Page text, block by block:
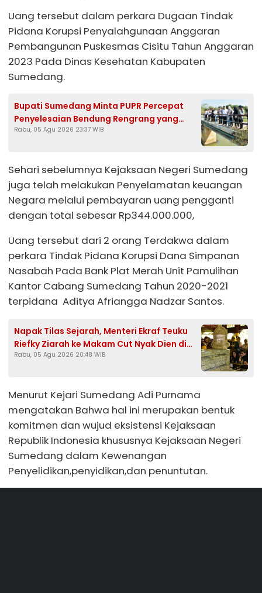
Uang tersebut dalam perkara Dugaan Tindak
Pidana Korupsi Penyalahgunaan Anggaran
Pembangunan Puskesmas Cisitu Tahun Anggaran
2023 Pada Dinas Kesehatan Kabupaten
Sumedang.
Bupati Sumedang Minta PUPR Percepat
Penyelesaian Bendung Rengrang yang
Belum Berfungsi Optimal
Rabu, 05 Agu 2026 23:37 WIB
Sehari sebelumnya Kejaksaan Negeri Sumedang
juga telah melakukan Penyelamatan keuangan
Negara melalui pembayaran uang pengganti
dengan total sebesar Rp344.000.000,
Uang tersebut dari 2 orang Terdakwa dalam
perkara Tindak Pidana Korupsi Dana Simpanan
Nasabah Pada Bank Plat Merah Unit Pamulihan
Kantor Cabang Sumedang Tahun 2020-2021
terpidana Aditya Afriangga Nadzar Santos.
Napak Tilas Sejarah, Menteri Ekraf Teuku
Riefky Ziarah ke Makam Cut Nyak Dien di
Sumedang
Rabu, 05 Agu 2026 20:48 WIB
Menurut Kejari Sumedang Adi Purnama
mengatakan Bahwa hal ini merupakan bentuk
komitmen dan wujud eksistensi Kejaksaan
Republik Indonesia khususnya Kejaksaan Negeri
Sumedang dalam Kewenangan
Penyelidikan,penyidikan,dan penuntutan.